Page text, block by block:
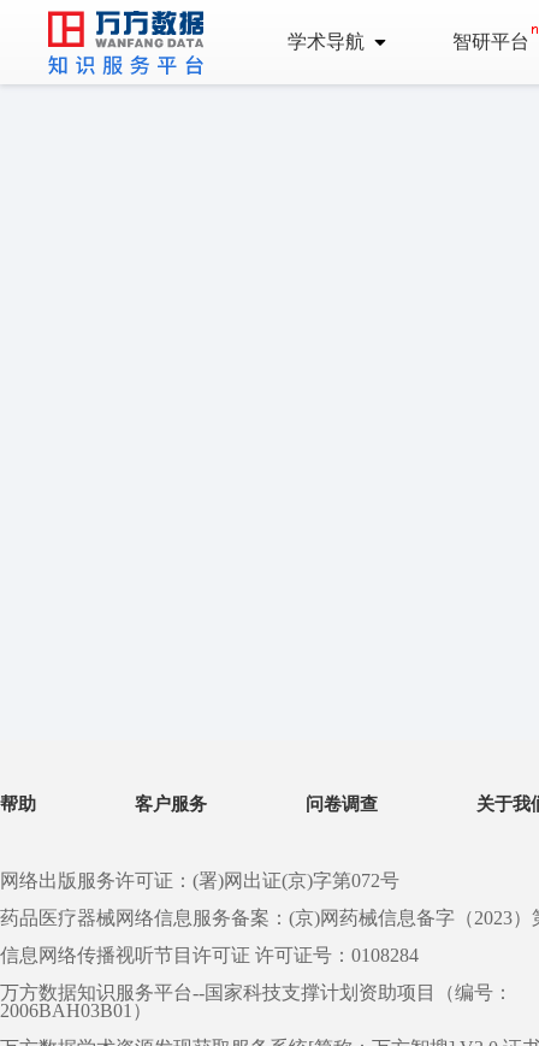
学术导航 智研平台
帮助 客户服务 问卷调查 关于我
网络出版服务许可证：(署)网出证(京)字第072号
药品医疗器械网络信息服务备案：(京)网药械信息备字（2023）
信息网络传播视听节目许可证 许可证号：0108284
万方数据知识服务平台--国家科技支撑计划资助项目（编号：
2006BAH03B01）